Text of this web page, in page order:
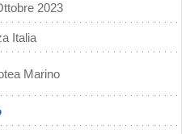
2023
Italia
Marino